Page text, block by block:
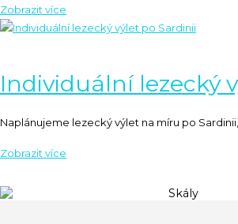
Individuální lezecký
Naplánujeme lezecký výlet na míru po